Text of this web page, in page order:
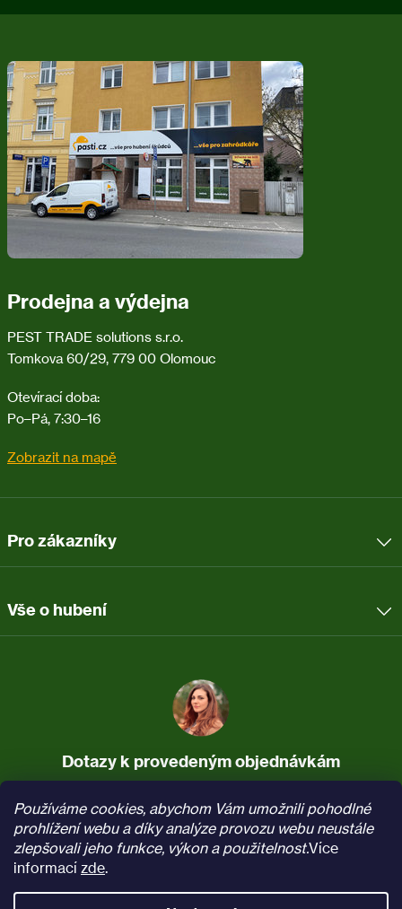
Používáme cookies, abychom Vám umožnili pohodlné
prohlížení webu a díky analýze provozu webu neustále
zlepšovali jeho funkce, výkon a použitelnost.Více
informací zde.
p
a
Prodejna a výdejna
PEST TRADE solutions s.r.o.
Tomkova 60/29, 779 00 Olomouc
Otevírací doba:
Po–Pá, 7:30–16
Zobrazit na mapě
Pro zákazníky
Vše o hubení
Dotazy k provedeným objednávkám
737 037 340
(Po–Pá, 7:30–16)
info@pasti.cz
Sledujte nás naFacebooku